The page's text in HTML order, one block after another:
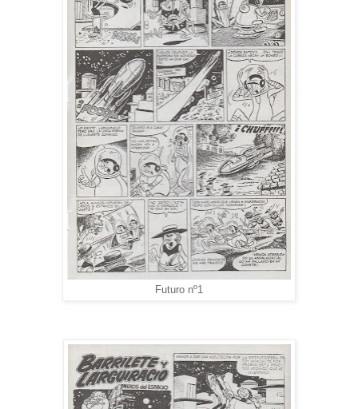
Futuro nº1